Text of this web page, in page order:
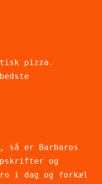
pizza.
så er Barbaros
og
i dag og forkæl